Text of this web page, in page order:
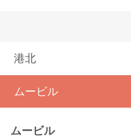
港北
ムービル
ムービル